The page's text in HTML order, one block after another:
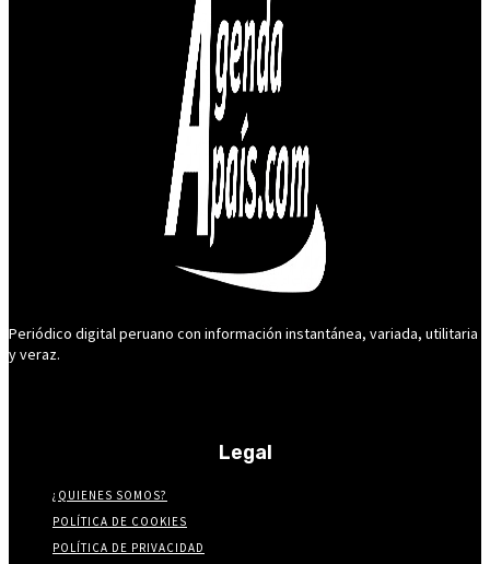
Periódico digital peruano con información instantánea, variada, utilitaria
y veraz.
Legal
¿QUIENES SOMOS?
POLÍTICA DE COOKIES
POLÍTICA DE PRIVACIDAD